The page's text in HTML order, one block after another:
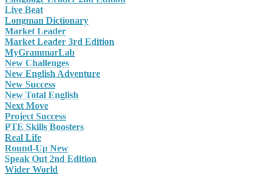
Live Beat
Longman Dictionary
Market Leader
Market Leader 3rd Edition
MyGrammarLab
New Challenges
New English Adventure
New Success
New Total English
Next Move
Project Success
PTE Skills Boosters
Real Life
Round-Up New
Speak Out 2nd Edition
Wider World